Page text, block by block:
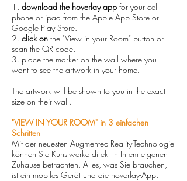
Schattenfugenrahmen
limitierte Auflage: 5
Exemplare
1. download the hoverlay app for your cell
phone or ipad from the Apple App Store or
Google Play Store.
2. click on the "View in your Room" button or
scan the QR code.
3. place the marker on the wall where you
want to see the artwork in your home.
The artwork will be shown to you in the exact
size on their wall.
"VIEW IN YOUR ROOM" in 3 einfachen
Schritten
Mit der neuesten Augmented-Reality-Technologie
können Sie Kunstwerke direkt in Ihrem eigenen
Zuhause betrachten. Alles, was Sie brauchen,
ist ein mobiles Gerät und die hoverlay-App.